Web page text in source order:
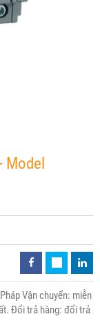
Vận chuyển: miễn
Đổi trả hàng: đổi trả